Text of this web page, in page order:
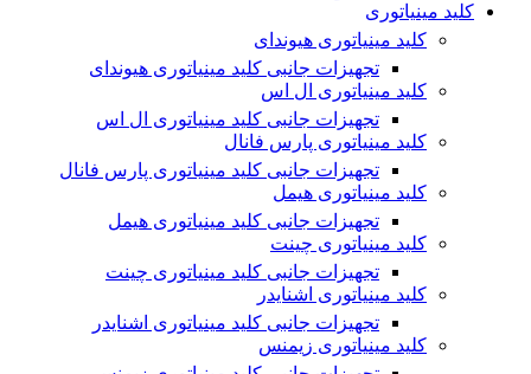
کلید مینیاتوری
کلید مینیاتوری هیوندای
تجهیزات جانبی کلید مینیاتوری هیوندای
کلید مینیاتوری ال اس
تجهیزات جانبی کلید مینیاتوری ال اس
کلید مینیاتوری پارس فانال
تجهیزات جانبی کلید مینیاتوری پارس فانال
کلید مینیاتوری هیمل
تجهیزات جانبی کلید مینیاتوری هیمل
کلید مینیاتوری چینت
تجهیزات جانبی کلید مینیاتوری چینت
کلید مینیاتوری اشنایدر
تجهیزات جانبی کلید مینیاتوری اشنایدر
کلید مینیاتوری زیمنس